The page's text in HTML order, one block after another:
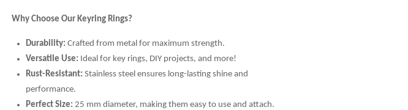
Why Choose Our Keyring Rings?
Durability: Crafted from metal for maximum strength.
Versatile Use: Ideal for key rings, DIY projects, and more!
Rust-Resistant: Stainless steel ensures long-lasting shine and
performance.
Perfect Size: 25 mm diameter, making them easy to use and attach.